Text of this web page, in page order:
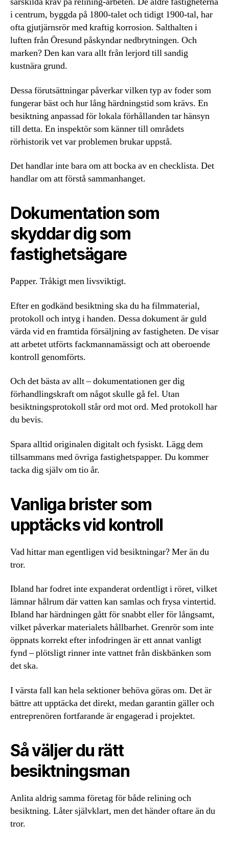
i centrum, byggda på 1800-talet och tidigt 1900-tal, har
ofta gjutjärnsrör med kraftig korrosion. Salthalten i
luften från Öresund påskyndar nedbrytningen. Och
marken? Den kan vara allt från lerjord till sandig
kustnära grund.
Dessa förutsättningar påverkar vilken typ av foder som
fungerar bäst och hur lång härdningstid som krävs. En
besiktning anpassad för lokala förhållanden tar hänsyn
till detta. En inspektör som känner till områdets
rörhistorik vet var problemen brukar uppstå.
Det handlar inte bara om att bocka av en checklista. Det
handlar om att förstå sammanhanget.
Dokumentation som
skyddar dig som
fastighetsägare
Papper. Tråkigt men livsviktigt.
Efter en godkänd besiktning ska du ha filmmaterial,
protokoll och intyg i handen. Dessa dokument är guld
värda vid en framtida försäljning av fastigheten. De visar
att arbetet utförts fackmannamässigt och att oberoende
kontroll genomförts.
Och det bästa av allt – dokumentationen ger dig
förhandlingskraft om något skulle gå fel. Utan
besiktningsprotokoll står ord mot ord. Med protokoll har
du bevis.
Spara alltid originalen digitalt och fysiskt. Lägg dem
tillsammans med övriga fastighetspapper. Du kommer
tacka dig själv om tio år.
Vanliga brister som
upptäcks vid kontroll
Vad hittar man egentligen vid besiktningar? Mer än du
tror.
Ibland har fodret inte expanderat ordentligt i röret, vilket
lämnar hålrum där vatten kan samlas och frysa vintertid.
Ibland har härdningen gått för snabbt eller för långsamt,
vilket påverkar materialets hållbarhet. Grenrör som inte
öppnats korrekt efter infodringen är ett annat vanligt
fynd – plötsligt rinner inte vattnet från diskbänken som
det ska.
I värsta fall kan hela sektioner behöva göras om. Det är
bättre att upptäcka det direkt, medan garantin gäller och
entreprenören fortfarande är engagerad i projektet.
Så väljer du rätt
besiktningsman
Anlita aldrig samma företag för både relining och
besiktning. Låter självklart, men det händer oftare än du
tror.